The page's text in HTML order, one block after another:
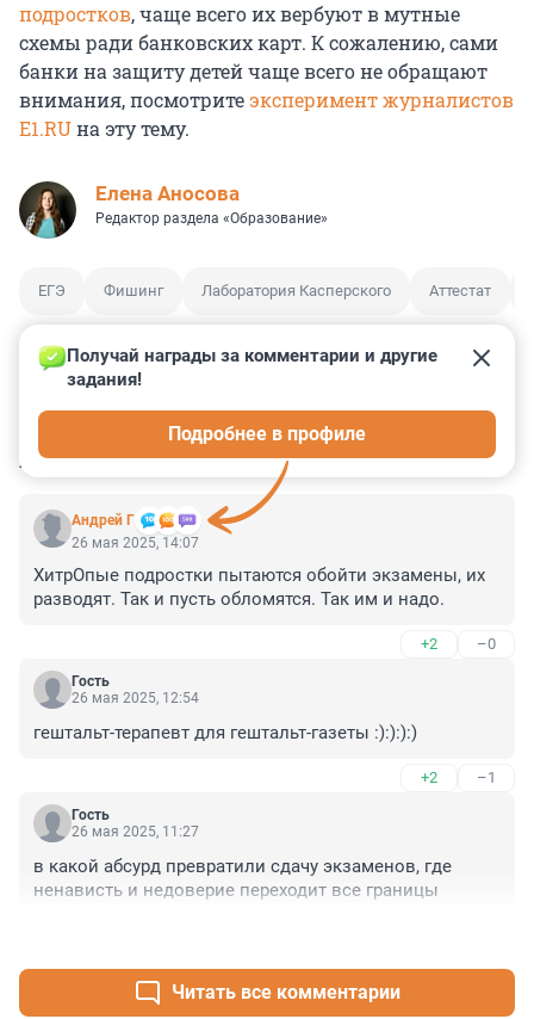
подростков, чаще всего их вербуют в мутные
схемы ради банковских карт. К сожалению, сами
банки на защиту детей чаще всего не обращают
внимания, посмотритеэксперимент журналистов
E1.RUна эту тему.
Елена Аносова
Редактор раздела «Образование»
ЕГЭ Фишинг Лаборатория Касперского Аттестат
КОММЕНТАРИИ 12
Андрей Г
Получай награды за комментарии и другие
задания!
Подробнее в профиле
26 мая 2025, 14:07
ХитрОпые подростки пытаются обойти экзамены, их
разводят. Так и пусть обломятся. Так им и надо.
+2 –0
Гость
26 мая 2025, 12:54
гештальт-терапевт для гештальт-газеты :):):):)
+2 –1
Гость
26 мая 2025, 11:27
в какой абсурд превратили сдачу экзаменов, где
ненависть и недоверие переходит все границы
Читать все комментарии